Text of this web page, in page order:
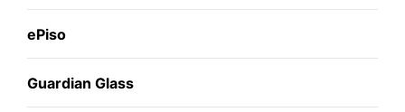
ePiso
Guardian Glass